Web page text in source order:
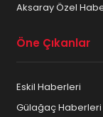
Aksaray Özel
Öne Çıkanlar
Eskil Haberleri
Gülağaç Haberleri